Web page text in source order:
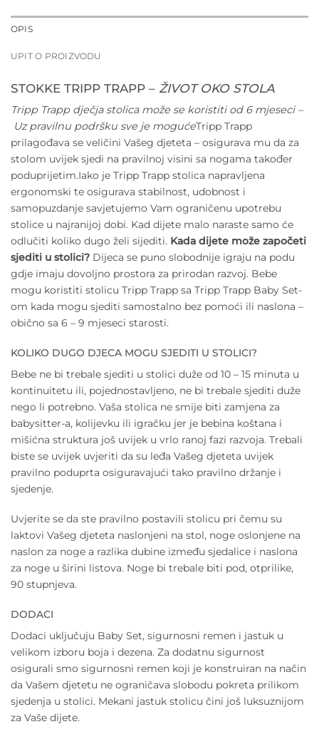
OPIS
UPIT O PROIZVODU
STOKKE TRIPP TRAPP – ŽIVOT OKO STOLA
Tripp Trapp dječja stolica može se koristiti od 6 mjeseci –
Uz pravilnu podršku sve je mogućeTripp Trapp
prilagođava se veličini Vašeg djeteta – osigurava mu da za
stolom uvijek sjedi na pravilnoj visini sa nogama također
poduprijetim.Iako je Tripp Trapp stolica napravljena
ergonomski te osigurava stabilnost, udobnost i
samopuzdanje savjetujemo Vam ograničenu upotrebu
stolice u najranijoj dobi. Kad dijete malo naraste samo će
odlučiti koliko dugo želi sijediti. Kada dijete može započeti
sjediti u stolici? Dijeca se puno slobodnije igraju na podu
gdje imaju dovoljno prostora za prirodan razvoj. Bebe
mogu koristiti stolicu Tripp Trapp sa Tripp Trapp Baby Set-
om kada mogu sjediti samostalno bez pomoći ili naslona –
obično sa 6 – 9 mjeseci starosti.
KOLIKO DUGO DJECA MOGU SJEDITI U STOLICI?
Bebe ne bi trebale sjediti u stolici duže od 10 – 15 minuta u
kontinuitetu ili, pojednostavljeno, ne bi trebale sjediti duže
nego li potrebno. Vaša stolica ne smije biti zamjena za
babysitter-a, kolijevku ili igračku jer je bebina koštana i
mišićna struktura još uvijek u vrlo ranoj fazi razvoja. Trebali
biste se uvijek uvjeriti da su leđa Vašeg djeteta uvijek
pravilno poduprta osiguravajući tako pravilno držanje i
sjedenje.
Uvjerite se da ste pravilno postavili stolicu pri čemu su
laktovi Vašeg djeteta naslonjeni na stol, noge oslonjene na
naslon za noge a razlika dubine između sjedalice i naslona
za noge u širini listova. Noge bi trebale biti pod, otprilike,
90 stupnjeva.
DODACI
Dodaci uključuju Baby Set, sigurnosni remen i jastuk u
velikom izboru boja i dezena. Za dodatnu sigurnost
osigurali smo sigurnosni remen koji je konstruiran na način
da Vašem djetetu ne ograničava slobodu pokreta prilikom
sjedenja u stolici. Mekani jastuk stolicu čini još luksuznijom
za Vaše dijete.